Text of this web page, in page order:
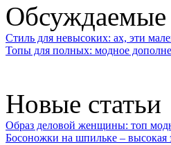
Обсуждаемые
Стиль для невысоких: ах, эти
Топы для полных: модное
Новые статьи
Образ деловой женщины: топ
Босоножки на шпильке – высокая